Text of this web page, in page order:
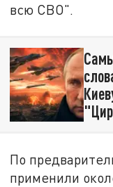
всю СВО".
По
применили